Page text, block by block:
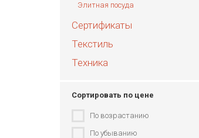
Элитная посуда
Сертификаты
Текстиль
Техника
Сортировать по цене
По возрастанию
По убыванию